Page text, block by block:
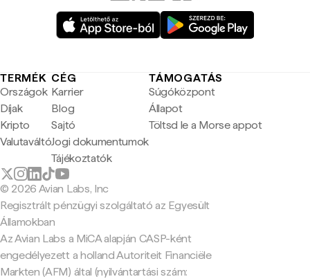
TERMÉK
Országok
Díjak
Kripto
Valutaváltó
CÉG
Karrier
Blog
Sajtó
Jogi dokumentumok
Tájékoztatók
TÁMOGATÁS
Súgóközpont
Állapot
Töltsd le a Morse appot
© 2026 Avian Labs, Inc
Regisztrált pénzügyi szolgáltató az Egyesült
Államokban
Az Avian Labs a MiCA alapján CASP-ként
engedélyezett a holland Autoriteit Financiële
Markten (AFM) által (nyilvántartási szám: